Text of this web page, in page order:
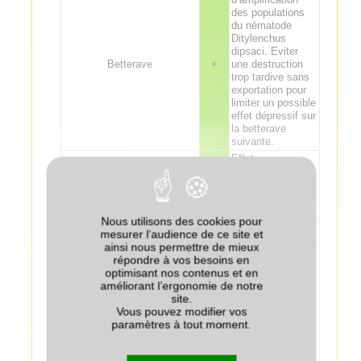
Betterave +
des populations
du nématode
Ditylenchus
dipsaci. Eviter
une destruction
trop tardive sans
exportation pour
limiter un possible
effet dépressif sur
la betterave
suivante.
Pomme de terre
Effet
Tournesol
+
Effet
potentiellement
bénéfique sur la
fertilisation de la
culture suivante :
attention aux
excès de
Nous utilisons des cookies pour
mesurer l’audience de ce site et
ainsi nous permettre de mieux
répondre à vos besoins en
optimisant nos contenus et en
améliorant l’ergonomie de notre
site.
Vous pouvez modifier vos
paramètres à tout moment.